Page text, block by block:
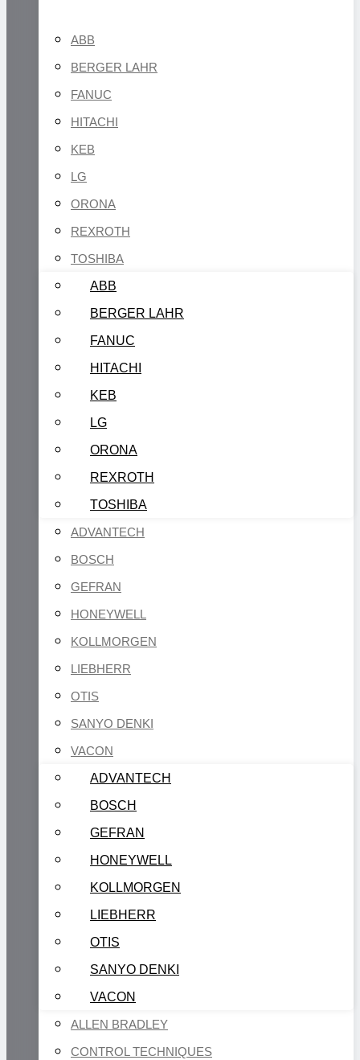
ABB
BERGER LAHR
FANUC
HITACHI
KEB
LG
ORONA
REXROTH
TOSHIBA
ABB
BERGER LAHR
FANUC
HITACHI
KEB
LG
ORONA
REXROTH
TOSHIBA
ADVANTECH
BOSCH
GEFRAN
HONEYWELL
KOLLMORGEN
LIEBHERR
OTIS
SANYO DENKI
VACON
ADVANTECH
BOSCH
GEFRAN
HONEYWELL
KOLLMORGEN
LIEBHERR
OTIS
SANYO DENKI
VACON
ALLEN BRADLEY
CONTROL TECHNIQUES